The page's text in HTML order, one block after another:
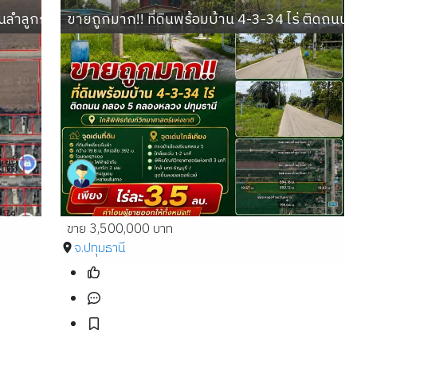
ำลูกกา ตำบลลาดสวาย อำเภอลำลูกกา ปทุมธานี
ขายถูกมาก!! ที่ดินพร้อมบ้าน 4-3-34 ไร่ ติดถนน คลอง 5 คล
ขาย 3,500,000 บาท
จ.ปทุมธานี